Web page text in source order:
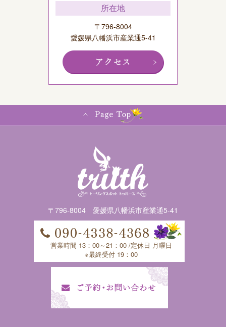
所在地
〒796-8004
愛媛県八幡浜市産業通5-41
〒796-8004 愛媛県八幡浜市産業通5-41
営業時間 13：00～21：00 /定休日 月曜日
※最終受付 19：00